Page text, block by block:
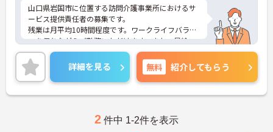
山口県岩国市に位置する訪問介護事業所におけるサ
ービス提供責任者の募集です。
残業は月平均10時間程度です。ワークライフバラン
スを保ちながらご勤務いただけます。また、昇給・
賞与制度があり、頑張りがきちんと評価される環境
です。
ご興味のある方には、面接対策ポイントなど、さら
に詳細をご案内しますのでお気軽にご相談くださ
い！
詳細を見る 無料 紹介してもらう
2 件中 1-2件を表示